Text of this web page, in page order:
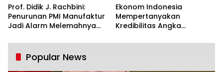
Prof. Didik J. Rachbini:
Penurunan PMI Manufaktur
Jadi Alarm Melemahnya
Ekonom Indonesia
Mempertanyakan
Kredibilitas Angka
Tumbuh Tapi Rapuh
Popular News